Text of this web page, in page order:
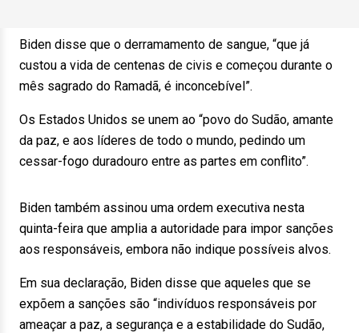
Biden disse que o derramamento de sangue, “que já
custou a vida de centenas de civis e começou durante o
mês sagrado do Ramadã, é inconcebível”.
Os Estados Unidos se unem ao “povo do Sudão, amante
da paz, e aos líderes de todo o mundo, pedindo um
cessar-fogo duradouro entre as partes em conflito”.
Biden também assinou uma ordem executiva nesta
quinta-feira que amplia a autoridade para impor sanções
aos responsáveis, embora não indique possíveis alvos.
Em sua declaração, Biden disse que aqueles que se
expõem a sanções são “indivíduos responsáveis por
ameaçar a paz, a segurança e a estabilidade do Sudão,